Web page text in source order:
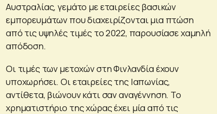
Αυστραλίας, γεμάτο με εταιρείες βασικών
εμπορευμάτων που διαχειρίζονται μια πτώση
από τις υψηλές τιμές το 2022, παρουσίασε χαμηλή
απόδοση.
Οι τιμές των μετοχών στη Φινλανδία έχουν
υποχωρήσει. Οι εταιρείες της Ιαπωνίας,
αντίθετα, βιώνουν κάτι σαν αναγέννηση. Το
χρηματιστήριο της χώρας έχει μία από τις